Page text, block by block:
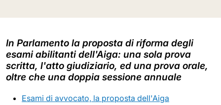
In Parlamento la proposta di riforma degli
esami abilitanti dell'Aiga: una sola prova
scritta, l'atto giudiziario, ed una prova orale,
oltre che una doppia sessione annuale
Esami di avvocato, la proposta dell'Aiga